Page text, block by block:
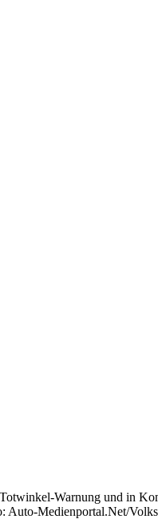
Warnung und in
Auto-Medienportal.Net/